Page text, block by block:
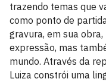
trazendo temas que
como ponto de
gravura, em sua
expressão, mas
mundo. Através da
Luiza constrói uma